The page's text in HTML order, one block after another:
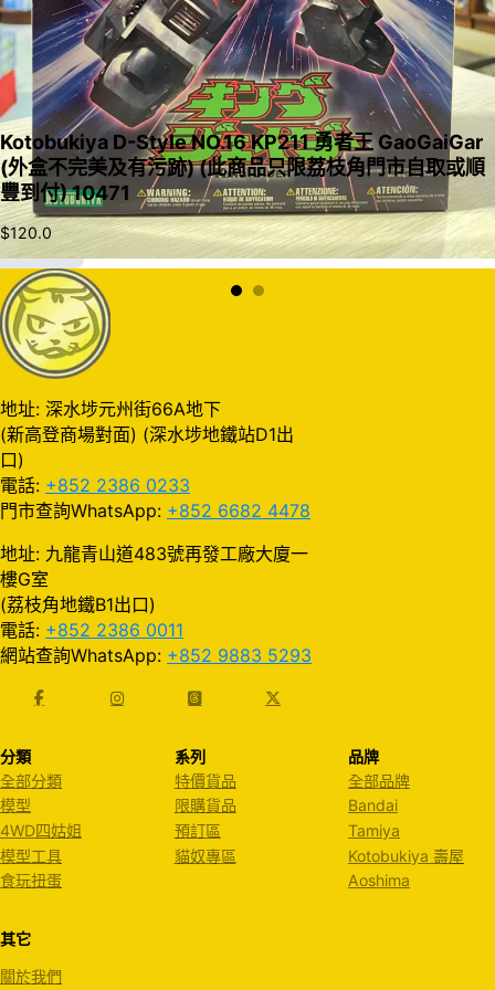
入購物車
Kotobukiya D-Style NO.16 KP211 勇者王 GaoGaiGar
(外盒不完美及有污跡) (此商品只限荔枝角門市自取或順
豐到付) 10471
$120.0
地址: 深水埗元州街66A地下
(新高登商場對面) (深水埗地鐵站D1出
口)
電話: +852 2386 0233
門市查詢WhatsApp: +852 6682 4478
地址: 九龍青山道483號再發工廠大廈一
樓G室
(荔枝角地鐵B1出口)
電話: +852 2386 0011
網站查詢WhatsApp: +852 9883 5293
分類
全部分類
模型
4WD四姑姐
模型工具
食玩扭蛋
系列
特價貨品
限購貨品
預訂區
貓奴專區
品牌
全部品牌
Bandai
Tamiya
Kotobukiya 壽屋
Aoshima
其它
關於我們